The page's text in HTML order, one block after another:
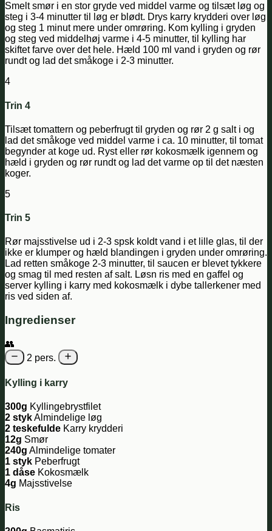
Smelt smør i en stor gryde ved middel varme og tilsæt løg og
steg i 3-4 minutter til løg er blødt. Drys karry krydderi over løg
og steg 1 minut mere under omrøring. Kom kylling i gryden
og steg ved middelhøj varme i 4-5 minutter, til kylling har
skiftet farve over det hele. Hæld 100 ml vand i gryden og rør
rundt og lad det småkoge i 2-3 minutter.
4
Trin 4
Tilsæt tomattern og peberfrugt til gryden og rør 2 g salt i og
lad det småkoge ved middel varme i ca. 10 minutter, til tomat
begynder at koge ud. Ryst eller rør kokosmælk igennem og
hæld i gryden og rør rundt og lad det varme op til det næsten
koger.
5
Trin 5
Rør majsstivelse ud i 2-3 spsk koldt vand i et lille glas, til der
ikke er klumper og hæld blandingen i gryden under omrøring.
Lad retten småkoge 2-3 minutter, til saucen er blevet tykkere
og smag til med resten af salt. Løsn ris med en gaffel og
server kylling i karry med kokosmælk i dybe tallerkener med
ris ved siden af.
Ingredienser
👥
2 pers.
Kylling i karry
300g Kyllingebrystfilet
2 stykAlmindelige løg
2 teskefulde Karry krydderi
12g Smør
240g Almindelige tomater
1 styk Peberfrugt
1 dåse Kokosmælk
4g Majsstivelse
Ris